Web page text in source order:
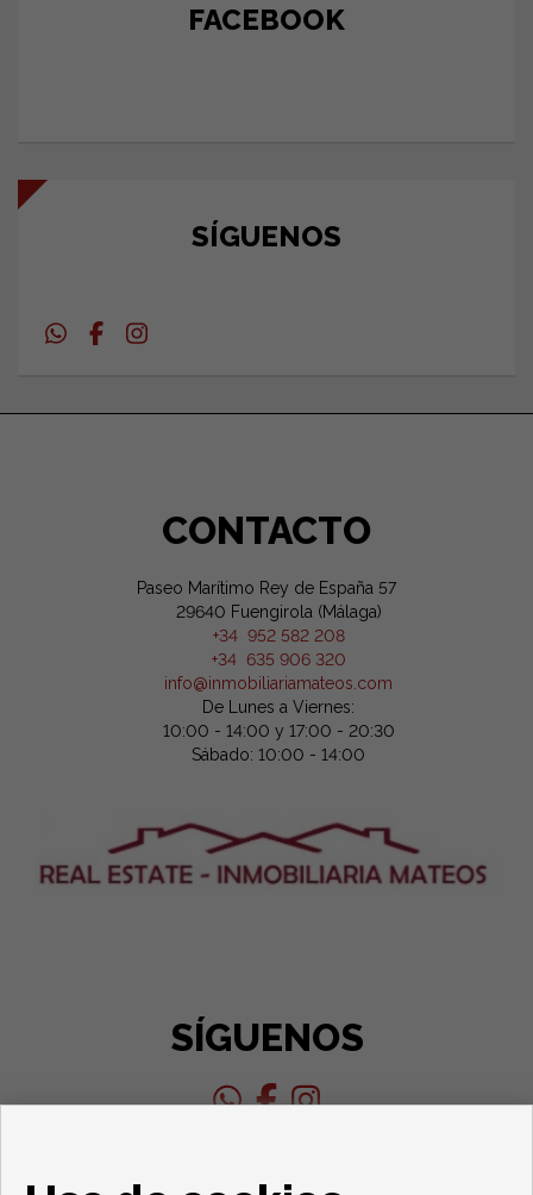
FACEBOOK
SÍGUENOS
CONTACTO
Paseo Marítimo Rey de España 57
29640 Fuengirola (Málaga)
+34 952 582 208
+34 635 906 320
info@inmobiliariamateos.com
De Lunes a Viernes:
10:00 - 14:00 y 17:00 - 20:30
Sábado: 10:00 - 14:00
SÍGUENOS